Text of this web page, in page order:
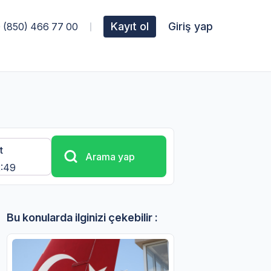
(850) 466 77 00 Kayıt ol Giriş yap
Arama yap
Bu konularda ilginizi çekebilir :